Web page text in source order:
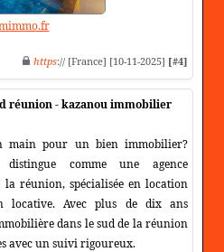
https:// [France] [10-11-2025] [#4]
réunion - kazanou immobilier
main pour un bien immobilier?
comme une agence
réunion, spécialisée en location
locative. Avec plus de dix ans
dans le sud de la réunion
avec un suivi rigoureux.